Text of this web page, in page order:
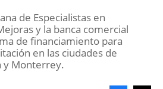
de Especialistas en
y la banca comercial
de financiamiento para
en las ciudades de
y Monterrey.